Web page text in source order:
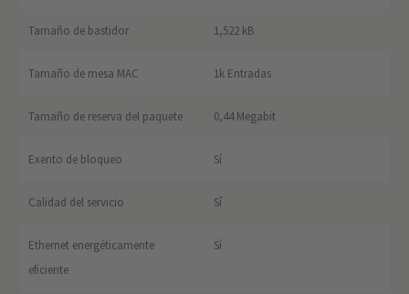
Tamaño de bastidor 1,522 kB
Tamaño de mesa MAC 1k Entradas
Tamaño de reserva del paquete 0,44 Megabit
Exento de bloqueo Sí
Calidad del servicio Sí
Ethernet energéticamente
eficiente
Sí